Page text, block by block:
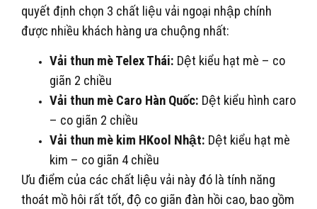
quyết định chọn 3 chất liệu vải ngoại nhập chính
được nhiều khách hàng ưa chuộng nhất:
Vải thun mè Telex Thái: Dệt kiểu hạt mè – co
giãn 2 chiều
Vải thun mè Caro Hàn Quốc: Dệt kiểu hình caro
– co giãn 2 chiều
Vải thun mè kim HKool Nhật: Dệt kiểu hạt mè
kim – co giãn 4 chiều
Ưu điểm của các chất liệu vải này đó là tính năng
thoát mồ hôi rất tốt, độ co giãn đàn hồi cao, bao gồm